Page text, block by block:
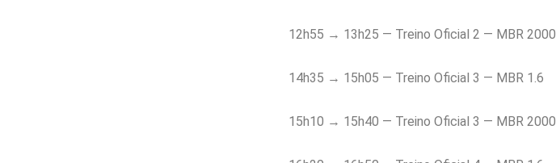
12h55 → 13h25 — Treino Oficial 2 — MBR 2000
14h35 → 15h05 — Treino Oficial 3 — MBR 1.6
15h10 → 15h40 — Treino Oficial 3 — MBR 2000